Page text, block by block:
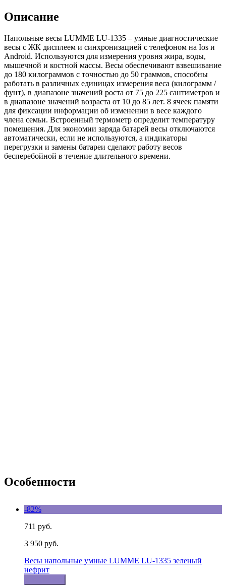
Описание
Напольные весы LUMME LU-1335 – умные диагностические
весы с ЖК дисплеем и синхронизацией с телефоном на Ios и
Android. Используются для измерения уровня жира, воды,
мышечной и костной массы. Весы обеспечивают взвешивание
до 180 килограммов с точностью до 50 граммов, способны
работать в различных единицах измерения веса (килограмм /
фунт), в диапазоне значений роста от 75 до 225 сантиметров и
в диапазоне значений возраста от 10 до 85 лет. 8 ячеек памяти
для фиксации информации об изменении в весе каждого
члена семьи. Встроенный термометр определит температуру
помещения. Для экономии заряда батарей весы отключаются
автоматически, если не используются, а индикаторы
перегрузки и замены батареи сделают работу весов
бесперебойной в течение длительного времени.
Особенности
-82%
711 руб.
3 950 руб.
Весы напольные умные LUMME LU-1335 зеленый
нефрит